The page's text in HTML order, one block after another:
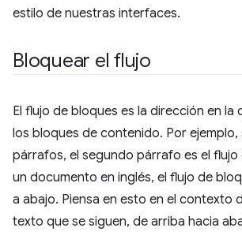
estilo de nuestras interfaces.
Bloquear el flujo
El flujo de bloques es la dirección en la
los bloques de contenido. Por ejemplo,
párrafos, el segundo párrafo es el flujo
un documento en inglés, el flujo de
a abajo. Piensa en esto en el contexto
texto que se siguen, de arriba hacia